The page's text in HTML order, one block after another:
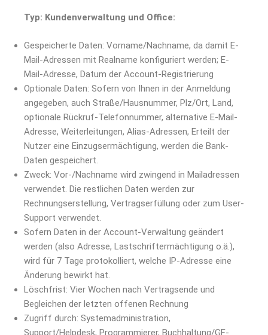
Typ: Kundenverwaltung und Office:
Gespeicherte Daten: Vorname/Nachname, da damit E-
Mail-Adressen mit Realname konfiguriert werden; E-
Mail-Adresse, Datum der Account-Registrierung
Optionale Daten: Sofern von Ihnen in der Anmeldung
angegeben, auch Straße/Hausnummer, Plz/Ort, Land,
optionale Rückruf-Telefonnummer, alternative E-Mail-
Adresse, Weiterleitungen, Alias-Adressen, Erteilt der
Nutzer eine Einzugsermächtigung, werden die Bank-
Daten gespeichert.
Zweck: Vor-/Nachname wird zwingend in Mailadressen
verwendet. Die restlichen Daten werden zur
Rechnungserstellung, Vertragserfüllung oder zum User-
Support verwendet.
Sofern Daten in der Account-Verwaltung geändert
werden (also Adresse, Lastschriftermächtigung o.ä.),
wird für 7 Tage protokolliert, welche IP-Adresse eine
Änderung bewirkt hat.
Löschfrist: Vier Wochen nach Vertragsende und
Begleichen der letzten offenen Rechnung
Zugriff durch: Systemadministration,
Support/Helpdesk, Programmierer, Buchhaltung/GF-